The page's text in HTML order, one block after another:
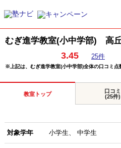
むぎ進学教室(小中学部) 高
3.45 25件
※上記は、むぎ進学教室(小中学部)全体の口コミ点
教室トップ
口コミ
(25件)
対象学年 小学生 中学生